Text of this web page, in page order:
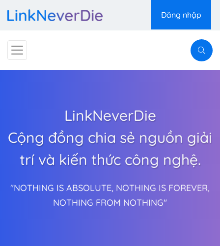
Đăng nhập
LinkNeverDie
Cộng đồng chia sẻ nguồn giải
trí và kiến thức công nghệ.
"NOTHING IS ABSOLUTE, NOTHING IS FOREVER,
NOTHING FROM NOTHING"